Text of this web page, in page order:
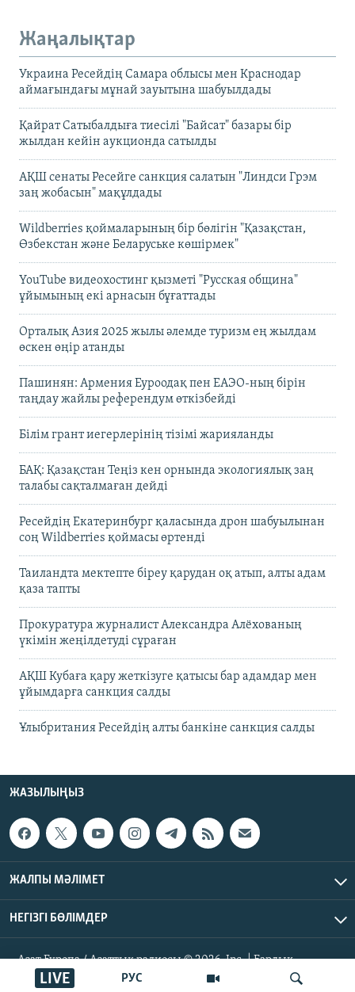
РУС
LIVE
Жаңалықтар
Украина Ресейдің Самара облысы мен Краснодар
аймағындағы мұнай зауытына шабуылдады
Қайрат Сатыбалдыға тиесілі "Байсат" базары бір
жылдан кейін аукционда сатылды
АҚШ сенаты Ресейге санкция салатын "Линдси Грэм
заң жобасын" мақұлдады
Wildberries қоймаларының бір бөлігін "Қазақстан,
Өзбекстан және Беларуське көшірмек"
YouTube видеохостинг қызметі "Русская община"
ұйымының екі арнасын бұғаттады
Орталық Азия 2025 жылы әлемде туризм ең жылдам
өскен өңір атанды
Пашинян: Армения Еуроодақ пен ЕАЭО-ның бірін
таңдау жайлы референдум өткізбейді
Білім грант иегерлерінің тізімі жарияланды
БАҚ: Қазақстан Теңіз кен орнында экологиялық заң
талабы сақталмаған дейді
Ресейдің Екатеринбург қаласында дрон шабуылынан
соң Wildberries қоймасы өртенді
Таиландта мектепте біреу қарудан оқ атып, алты адам
қаза тапты
Прокуратура журналист Александра Алёхованың
үкімін жеңілдетуді сұраған
АҚШ Кубаға қару жеткізуге қатысы бар адамдар мен
ұйымдарға санкция салды
Ұлыбритания Ресейдің алты банкіне санкция салды
ЖАЗЫЛЫҢЫЗ
ЖАЛПЫ МӘЛІМЕТ
НЕГІЗГІ БӨЛІМДЕР
Азат Еуропа / Азаттық радиосы © 2026, Inc. | Барлық
құқықтары қорғалған